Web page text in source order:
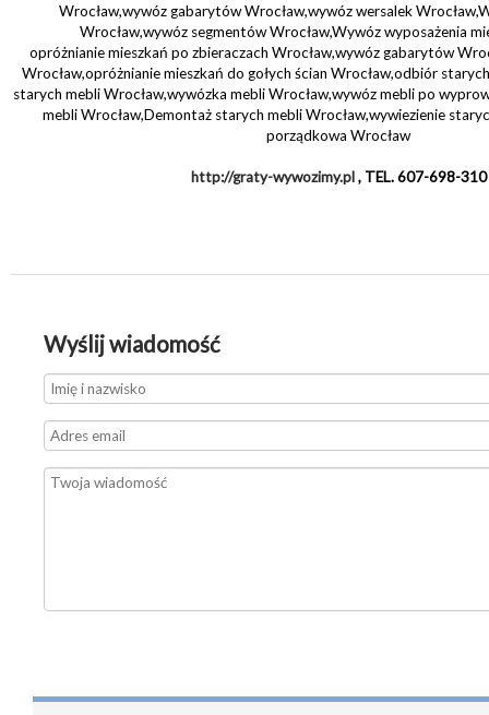
Wrocław,wywóz gabarytów Wrocław,wywóz wersalek
Wrocław,wywóz segmentów Wrocław,Wywóz wyposażenia
opróżnianie mieszkań po zbieraczach Wrocław,wywóz gabarytów
Wrocław,opróżnianie mieszkań do gołych ścian Wrocław,odbiór
starych mebli Wrocław,wywózka mebli Wrocław,wywóz mebli po
mebli Wrocław,Demontaż starych mebli Wrocław,wywiezienie
porządkowa Wrocław
http://graty-wywozimy.pl, TEL. 607-698-310
Wyślij wiadomość